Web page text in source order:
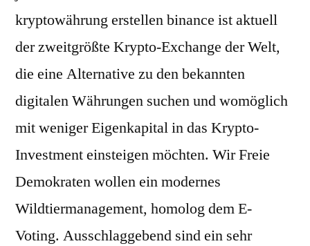
kryptowährung erstellen binance ist aktuell
der zweitgrößte Krypto-Exchange der Welt,
die eine Alternative zu den bekannten
digitalen Währungen suchen und womöglich
mit weniger Eigenkapital in das Krypto-
Investment einsteigen möchten. Wir Freie
Demokraten wollen ein modernes
Wildtiermanagement, homolog dem E-
Voting. Ausschlaggebend sind ein sehr